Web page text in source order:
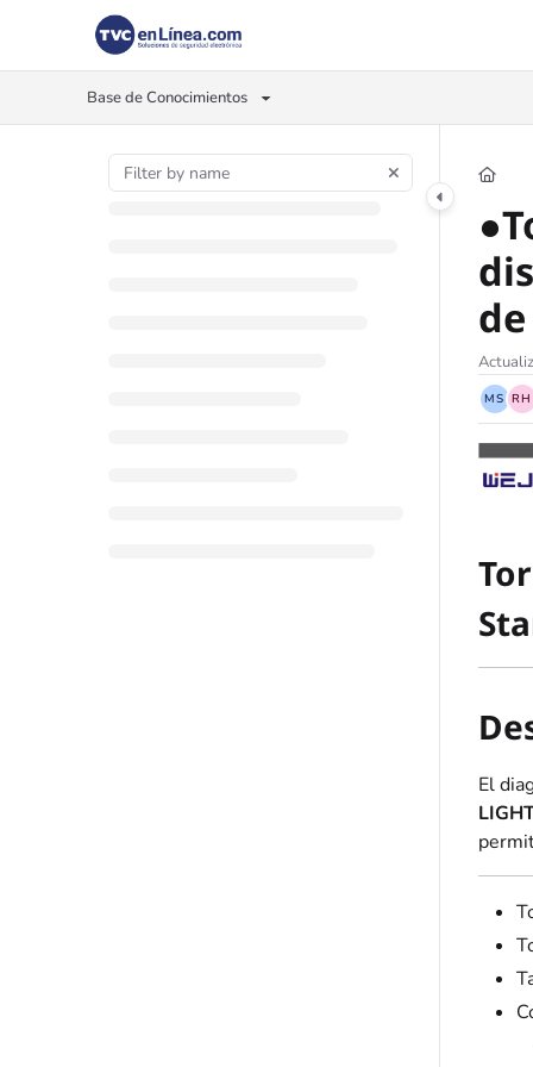
Documentation Index
Fetch the complete documentation index at:
Use this file to discover all available pages before exploring further.
Base de Conocimientos
MS RH
El